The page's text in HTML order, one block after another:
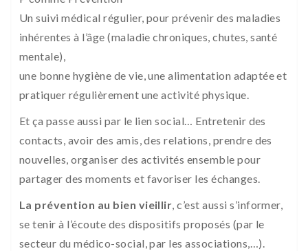
Un suivi médical régulier, pour prévenir des maladies
inhérentes à l’âge (maladie chroniques, chutes, santé
mentale),
une bonne hygiène de vie, une alimentation adaptée et
pratiquer régulièrement une activité physique.
Et ça passe aussi par le lien social… Entretenir des
contacts, avoir des amis, des relations, prendre des
nouvelles, organiser des activités ensemble pour
partager des moments et favoriser les échanges.
La prévention au bien vieillir, c’est aussi s’informer,
se tenir à l’écoute des dispositifs proposés (par le
secteur du médico-social, par les associations,…).